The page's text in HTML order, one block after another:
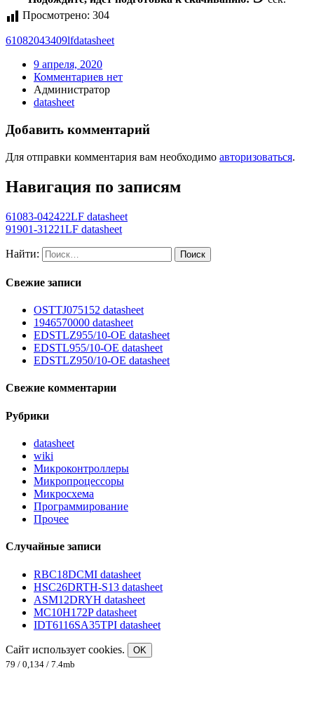
Просмотрено: 304
61082043409lfdatasheet
9 апреля, 2020
Комментариев нет
Администратор
datasheet
Добавить комментарий
Для отправки комментария вам необходимо авторизоваться.
Навигация по записям
61083-042422LF datasheet
91901-31221LF datasheet
Найти:
Свежие записи
OSTTJ075152 datasheet
1946570000 datasheet
EDSTLZ955/10-OE datasheet
EDSTL955/10-OE datasheet
EDSTLZ950/10-OE datasheet
Свежие комментарии
Рубрики
datasheet
wiki
Микроконтроллеры
Микропроцессоры
Микросхема
Программирование
Прочее
Случайные записи
RBC18DCMI datasheet
HSC26DRTH-S13 datasheet
ASM12DRYH datasheet
MC10H172P datasheet
IDT6116SA35TPI datasheet
Сайт использует cookies.
OK
79 / 0,134 / 7.4mb